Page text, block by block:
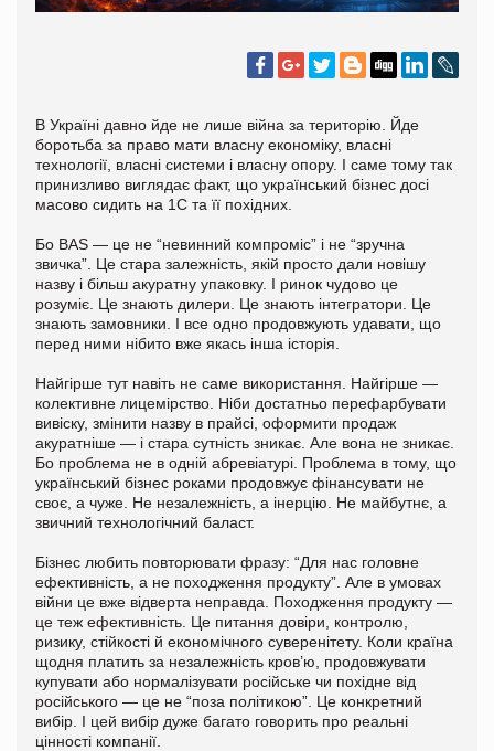
В Україні давно йде не лише війна за територію. Йде
боротьба за право мати власну економіку, власні
технології, власні системи і власну опору. І саме тому так
принизливо виглядає факт, що український бізнес досі
масово сидить на 1С та її похідних.
Бо BAS — це не “невинний компроміс” і не “зручна
звичка”. Це стара залежність, якій просто дали новішу
назву і більш акуратну упаковку. І ринок чудово це
розуміє. Це знають дилери. Це знають інтегратори. Це
знають замовники. І все одно продовжують удавати, що
перед ними нібито вже якась інша історія.
Найгірше тут навіть не саме використання. Найгірше —
колективне лицемірство. Ніби достатньо перефарбувати
вивіску, змінити назву в прайсі, оформити продаж
акуратніше — і стара сутність зникає. Але вона не зникає.
Бо проблема не в одній абревіатурі. Проблема в тому, що
український бізнес роками продовжує фінансувати не
своє, а чуже. Не незалежність, а інерцію. Не майбутнє, а
звичний технологічний баласт.
Бізнес любить повторювати фразу: “Для нас головне
ефективність, а не походження продукту”. Але в умовах
війни це вже відверта неправда. Походження продукту —
це теж ефективність. Це питання довіри, контролю,
ризику, стійкості й економічного суверенітету. Коли країна
щодня платить за незалежність кров’ю, продовжувати
купувати або нормалізувати російське чи похідне від
російського — це не “поза політикою”. Це конкретний
вибір. І цей вибір дуже багато говорить про реальні
цінності компанії.